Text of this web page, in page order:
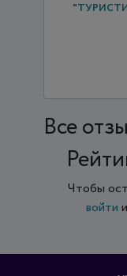
Все
Чтобы
войти